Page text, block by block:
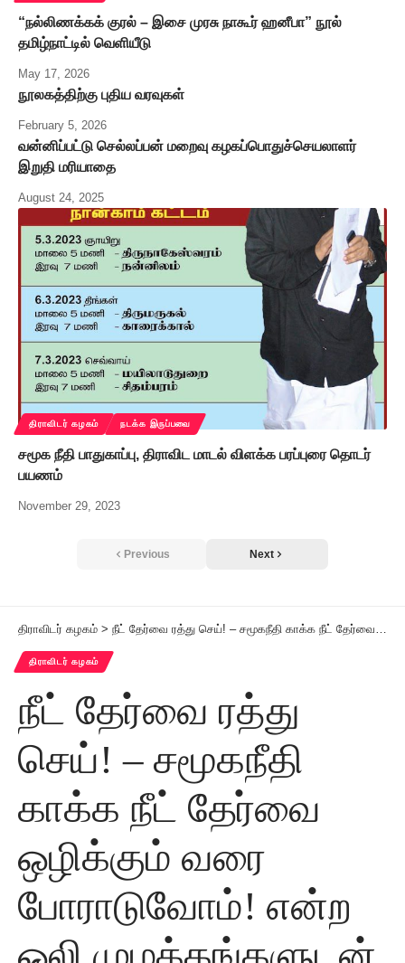
“நல்லிணக்கக் குரல் – இசை முரசு நாகூர் ஹனீபா” நூல்
தமிழ்நாட்டில் வெளியீடு
May 17, 2026
நூலகத்திற்கு புதிய வரவுகள்
February 5, 2026
வன்னிப்பட்டு செல்லப்பன் மறைவு கழகப்பொதுச்செயலாளர்
இறுதி மரியாதை
August 24, 2025
திராவிடர் கழகம் நடக்க இருப்பவை
சமூக நீதி பாதுகாப்பு, திராவிட மாடல் விளக்க பரப்புரை தொடர்
பயணம்
November 29, 2023
Previous Next
திராவிடர் கழகம் > நீட் தேர்வை ரத்து செய்! – சமூகநீதி காக்க நீட் தேர்வை ஒழிக்கும் வரை போராடுவோம்! என்ற ஒலி முழக்கங்களுடன் தமிழ்நாட்டின் அய்ந்து முனைத் தாக்குதல்களாக இளைஞர்களின் எழுச்சிகரமான இருசக்கர வாகனப் பரப்புரைப் பயணம்!
திராவிடர் கழகம்
நீட் தேர்வை ரத்து
செய்! – சமூகநீதி
காக்க நீட் தேர்வை
ஒழிக்கும் வரை
போராடுவோம்! என்ற